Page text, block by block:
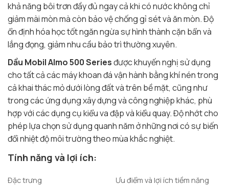
khả năng bôi trơn đầy đủ ngay cả khi có nước không chỉ
giảm mài mòn mà còn bảo vệ chống gỉ sét và ăn mòn. Độ
ổn định hóa học tốt ngăn ngừa sự hình thành cặn bẩn và
lắng đọng, giảm nhu cầu bảo trì thường xuyên.
Dầu Mobil Almo 500 Seriesđược khuyến nghị sử dụng
cho tất cả các máy khoan đá vận hành bằng khí nén trong
cả khai thác mỏ dưới lòng đất và trên bề mặt, cũng như
trong các ứng dụng xây dựng và công nghiệp khác, phù
hợp với các dụng cụ kiểu va đập và kiểu quay. Độ nhớt cho
phép lựa chọn sử dụng quanh năm ở những nơi có sự biến
đổi nhiệt độ môi trường theo mùa khắc nghiệt.
Tính năng và lợi ích:
Đặc trưng Ưu điểm và lợi ích tiềm năng